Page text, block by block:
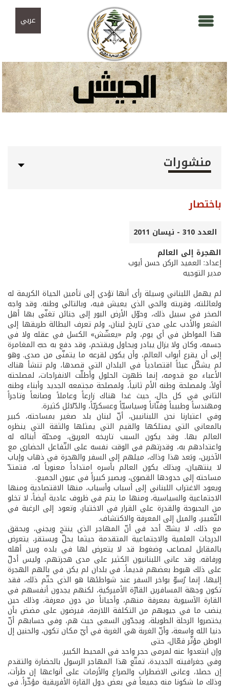
عربي
منشورات
باختصار
العدد 310 - نيسان 2011
الهجرة إلى العالم
إعداد: العميد الركن حسن أيوب
مدير التوجيه
لم يهمل اللبناني وسيلة رأى أنها تؤدي إلى تأمين الحياة الكريمة له
ولعائلته، وقريته والحي الذي يعيش فيه، وبالتالي وطنه. وقد واجه
الصخر في سبيل ذلك، وحوّل الأرض البور إلى جنائن تغنّى بها أهل
الشعر والأدب على مدى تاريخ لبنان، ولم تعرف البطالة طريقها إلى
هذا المواطن في أي يوم، ولم «يعشّش» الكسل في عقله ولا في
جسمه، وكان ولا يزال يبادر ويحاول ويقتحم، وقد دفع به حبّ المغامرة
إلى أن يقرع أبواب العالم، وأن يكون لقرعه ما يتمنّى من صدى. وهو
لم يشكّل عبئاً اقتصادياً في البلدان التي قصدها، ولم تنشأ هناك
الأعباء مع قدومه، إنما ظهرت الحلول وأطلّت الانفراجات، لمصلحته
أولاً، ولمصلحة وطنه الأم ثانياً، ولمصلحة مجتمعه الجديد وأبناء وطنه
الثاني في كل حال، حيث غدا هناك زارعاً وعاملاً وصانعاً وتاجراً
ومهندساً وطبيباً وفنّاناً وسياسيّاً وعسكريّاً، والدّلائل كثيرة.
وفي اعتبارنا نحن اللبنانيين، أنّ لبنان بلد صغير بمساحته، كبير
بالمعاني التي يمتلكها والقيم التي يمثلها والثقة التي ينظره
العالم بها. وقد يكون السبب تاريخه العريق، ومحبّة أبنائه له
واعتدادهم به، وقدرتهم في الوقت نفسه على التّفاعل الحضاري مع
الآخرين، وبَعد هذا وذاك، ميلهم إلى السفر والهجرة في ذهاب وإياب
لا ينتهيان، وبذلك يكون العالم بأسره امتداداً معنوياً له، فتمتدّ
مساحته إلى حدودها القصوى، ويصير كبيراً في عيون الجميع.
ويعود الاغتراب اللبناني إلى أسباب وأسباب، منها الاقتصادية ومنها
الاجتماعية والسياسية، ومنها ما يتم في ظروف عادية أيضاً، لا تخلو
من البحبوحة والقدرة على القرار في الاختيار، وتعود إلى الرغبة في
التّغيير، والميل إلى المعرفة والاكتشاف.
مع ذلك، لا يشكّ أحد في أنّ المهاجر الذي ينتج ويجني، ويحقق
الدرجات العلمية والاجتماعية المتقدمة حيثما يحلّ ويستقر، يتعرض
بالمقابل لمصاعب وضغوط قد لا يتعرض لها في بلده وبين أهله
ورفاقه. وقد عانى اللبنانيون الكثير على مدى هجرتهم، وليس أدلّ
على ذلك هبوط بعضهم قديماً، في بلدان لم يكن في بالهم الهجرة
إليها، إنما رُسوّ بواخر السفر عند شواطئها هو الذي حتّم ذلك، فقد
تكون وجهة المسافرين القارّة الأميركية، لكنهم يجدون أنفسهم في
القارة الآسيوية بمعرفة منهم، وأحياناً من دون معرفة، وذلك حين
ينضب ما في جيوبهم من التكلفة اللازمة، فيرضون على مضض بأن
يختصروا الرحلة الطويلة، ويجدّون السعي حيث هم، وفي حسابهم أنّ
دنيا الله واسعة، وأنّ الغربة هي الغربة في أيّ مكان تكون، والحنين إل
الوطن مؤثّر فعّال، حتى
وإن ابتعدوا عنه لمرمى حجر واحد في المحيط الكبير.
وفي جغرافيته الجديدة، تمتّع هذا المهاجر الرسول بالحضارة والتقدم
إن حصلا، وعانى الاضطراب والصراع والأزمات على أنواعها إن طرأت،
وذلك ما شكونا منه جميعاً في بعض دول القارة الأفريقية مؤخّراً. في